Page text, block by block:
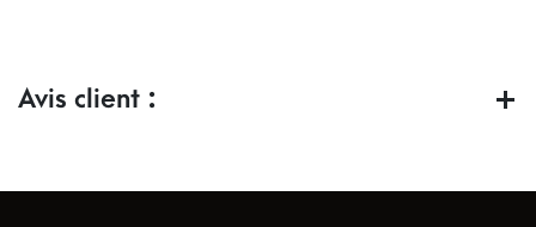
Avis client :